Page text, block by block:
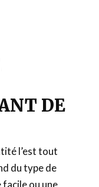
DE
l’est tout
du type de
ou une